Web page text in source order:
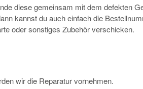
diese gemeinsam mit dem defekten
kannst du auch einfach die
oder sonstiges Zubehör verschicken.
wir die Reparatur vornehmen.